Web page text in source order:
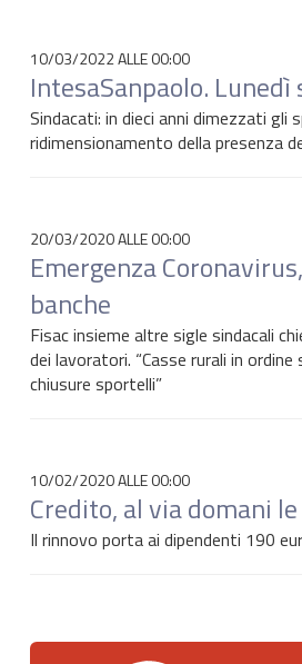
10/03/2022 ALLE 00:00
IntesaSanpaolo.
Sindacati: in dieci anni dimezzati
ridimensionamento della presenza
20/03/2020 ALLE 00:00
Emergenza
banche
Fisac insieme altre sigle sindacali
dei lavoratori. “Casse rurali in
chiusure sportelli”
10/02/2020 ALLE 00:00
Credito, al via domani
Il rinnovo porta ai dipendenti 190